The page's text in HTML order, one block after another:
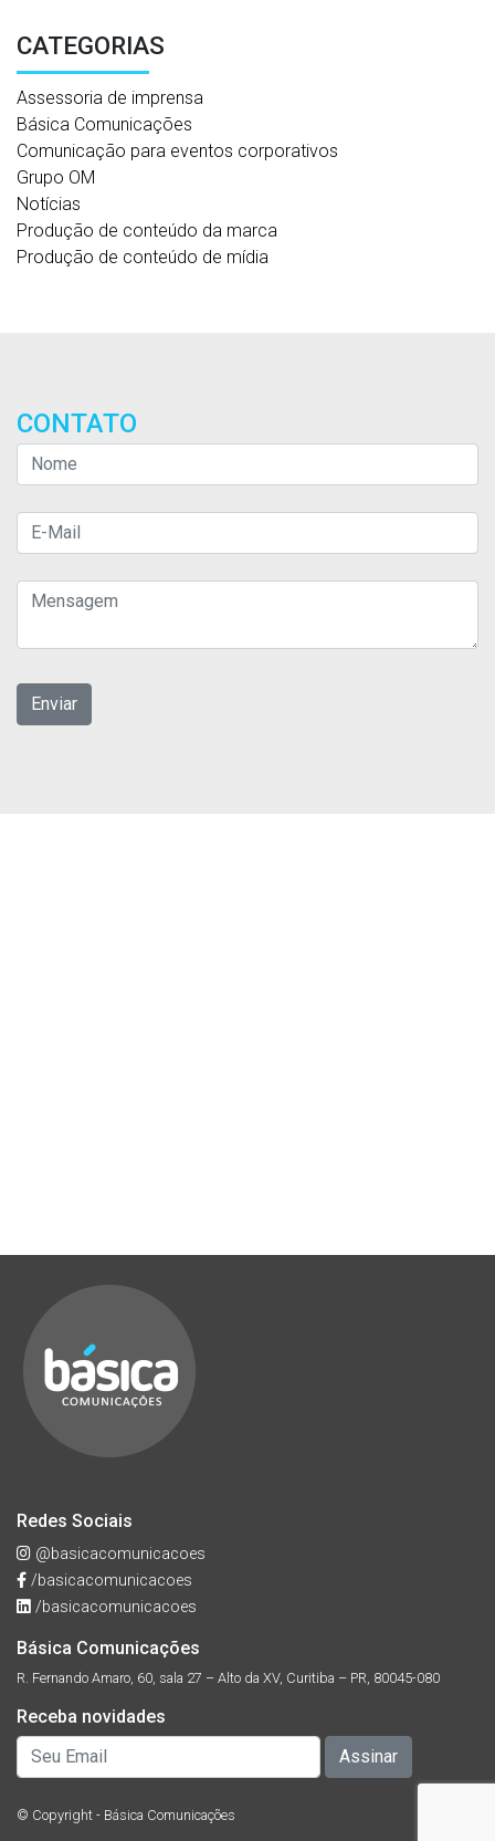
CATEGORIAS
Assessoria de imprensa
Básica Comunicações
Comunicação para eventos corporativos
Grupo OM
Notícias
Produção de conteúdo da marca
Produção de conteúdo de mídia
CONTATO
Redes Sociais
@basicacomunicacoes
/basicacomunicacoes
/basicacomunicacoes
Básica Comunicações
R. Fernando Amaro, 60, sala 27 – Alto da XV, Curitiba – PR, 80045-080
Receba novidades
© Copyright - Básica Comunicações